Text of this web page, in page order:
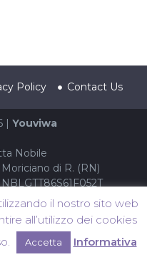
Policy Contact Us
| Youviwa
Nobile
di R. (RN)
il nostro sito web
all’utilizzo dei cookies
Accetta Informativa